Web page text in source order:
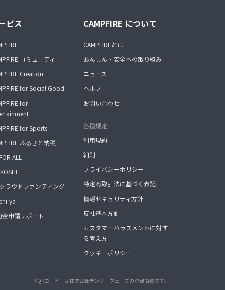
ビス
コミュニティ
Creation
for Social Good
for
for Sports
ふるさと納税
ALL
ラウドファンディング
ya
金申請サポート
CAMPFIRE について
CAMPFIREとは
あんしん・安全への取り組み
ニュース
ヘルプ
お問い合わせ
各種規定
利用規約
細則
プライバシーポリシー
特定商取引法に基づく表記
情報セキュリティ方針
反社基本方針
カスタマーハラスメントに対す
る考え方
クッキーポリシー
「QRコード」は株式会社デンソーウェーブの登録商標です。